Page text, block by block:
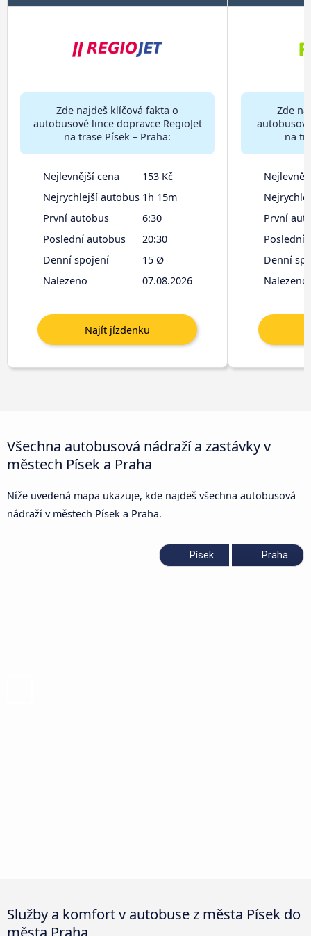
Zde najdeš klíčová fakta o
autobusové lince dopravce RegioJet
na trase Písek – Praha:
Nejlevnější cena
153 Kč
Nejrychlejší autobus 1h 15m
První autobus
6:30
Poslední autobus
20:30
Denní spojení
15 Ø
Nalezeno
07.08.2026
Zde
na
První
Poslední
Denní
Nalezeno
Všechna autobusová nádraží a zastávky v
městech Písek a Praha
Níže uvedená mapa ukazuje, kde najdeš všechna autobusová
nádraží v městech Písek a Praha.
Písek Praha
Služby a komfort v autobuse z města Písek do
města Praha